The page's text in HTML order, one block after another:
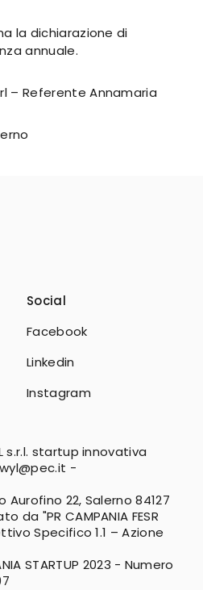
la dichiarazione di
annuale.
– Referente Annamaria
Social
Facebook
Linkedin
Instagram
s.r.l. startup innovativa
-
22, Salerno 84127
"PR CAMPANIA FESR
Specifico 1.1 – Azione
STARTUP 2023 - Numero